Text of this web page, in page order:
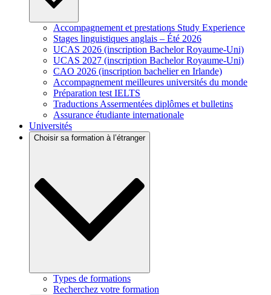
Accompagnement et prestations Study Experience
Stages linguistiques anglais – Été 2026
UCAS 2026 (inscription Bachelor Royaume-Uni)
UCAS 2027 (inscription Bachelor Royaume-Uni)
CAO 2026 (inscription bachelier en Irlande)
Accompagnement meilleures universités du monde
Préparation test IELTS
Traductions Assermentées diplômes et bulletins
Assurance étudiante internationale
Universités
Choisir sa formation à l’étranger
Types de formations
Recherchez votre formation